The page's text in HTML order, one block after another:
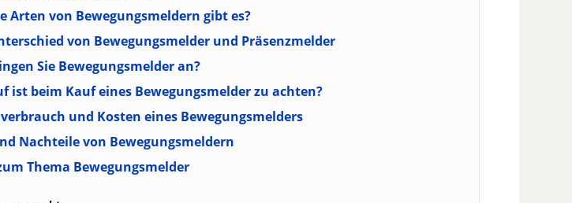
Arten von Bewegungsmeldern gibt es?
von Bewegungsmelder und Präsenzmelder
Sie Bewegungsmelder an?
ist beim Kauf eines Bewegungsmelder zu achten?
und Kosten eines Bewegungsmelders
Nachteile von Bewegungsmeldern
Thema Bewegungsmelder